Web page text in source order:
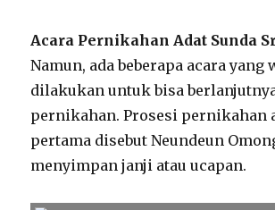
Acara Pernikahan Adat Sunda
Namun, ada beberapa acara yang
dilakukan untuk bisa
pernikahan. Prosesi pernikahan
pertama disebut Neundeun
menyimpan janji atau ucapan.